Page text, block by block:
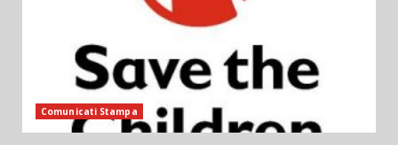
Comunicati Stampa